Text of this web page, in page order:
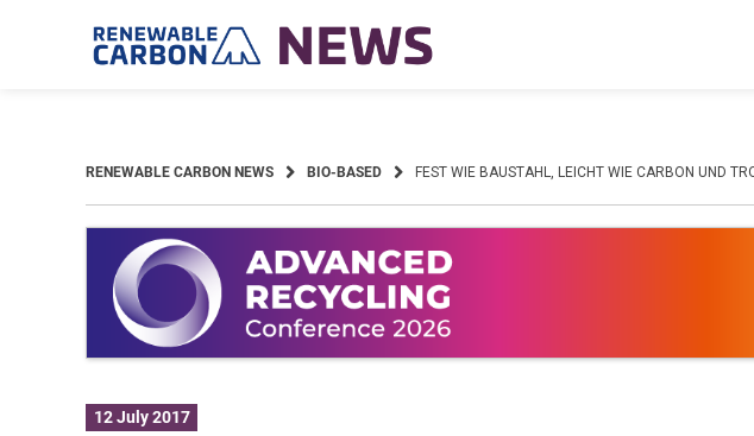
RENEWABLE CARBON NEWS BIO-BASED FEST WIE BAUSTAHL, LEICHT WIE CARBON UND
12 July 2017